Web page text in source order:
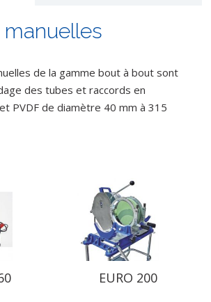
de la gamme bout à bout sont
des tubes et raccords en
PVDF de diamètre 40 mm à 315
EURO 200